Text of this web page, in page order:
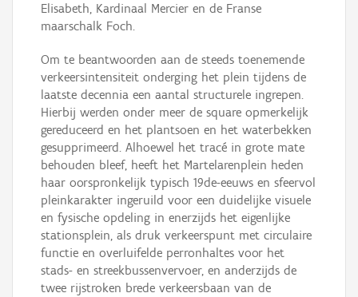
Elisabeth, Kardinaal Mercier en de Franse
maarschalk Foch.
Om te beantwoorden aan de steeds toenemende
verkeersintensiteit onderging het plein tijdens de
laatste decennia een aantal structurele ingrepen.
Hierbij werden onder meer de square opmerkelijk
gereduceerd en het plantsoen en het waterbekken
gesupprimeerd. Alhoewel het tracé in grote mate
behouden bleef, heeft het Martelarenplein heden
haar oorspronkelijk typisch 19de-eeuws en sfeervol
pleinkarakter ingeruild voor een duidelijke visuele
en fysische opdeling in enerzijds het eigenlijke
stationsplein, als druk verkeerspunt met circulaire
functie en overluifelde perronhaltes voor het
stads- en streekbussenvervoer, en anderzijds de
twee rijstroken brede verkeersbaan van de